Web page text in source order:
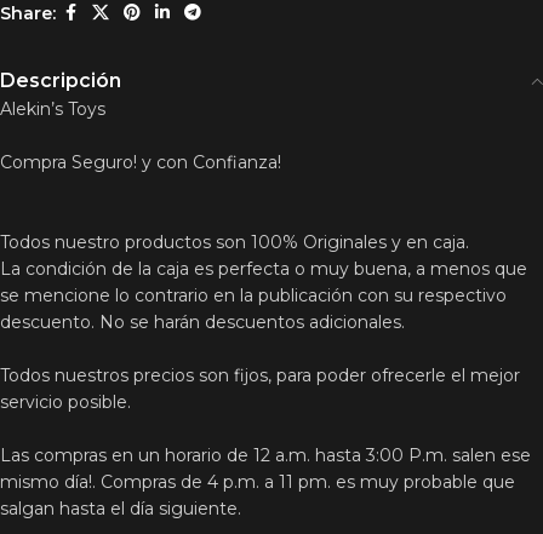
Share:
Descripción
Alekin’s Toys
Compra Seguro! y con Confianza!
Todos nuestro productos son 100% Originales y en caja.
La condición de la caja es perfecta o muy buena, a menos que
se mencione lo contrario en la publicación con su respectivo
descuento. No se harán descuentos adicionales.
Todos nuestros precios son fijos, para poder ofrecerle el mejor
servicio posible.
Las compras en un horario de 12 a.m. hasta 3:00 P.m. salen ese
mismo día!. Compras de 4 p.m. a 11 pm. es muy probable que
salgan hasta el día siguiente.